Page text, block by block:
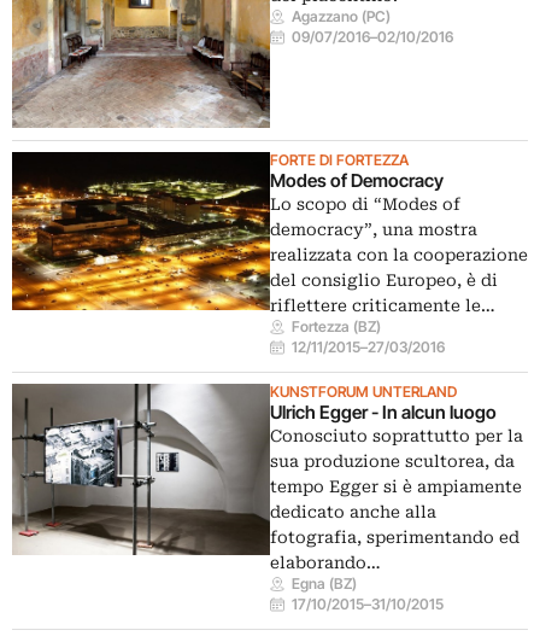
Agazzano (PC)
09/07/2016–02/10/2016
FORTE DI FORTEZZA
Modes of Democracy
Lo scopo di “Modes of
democracy”, una mostra
realizzata con la cooperazione
del consiglio Europeo, è di
riflettere criticamente le…
Fortezza (BZ)
12/11/2015–27/03/2016
KUNSTFORUM UNTERLAND
Ulrich Egger - In alcun luogo
Conosciuto soprattutto per la
sua produzione scultorea, da
tempo Egger si è ampiamente
dedicato anche alla
fotografia, sperimentando ed
elaborando…
Egna (BZ)
17/10/2015–31/10/2015